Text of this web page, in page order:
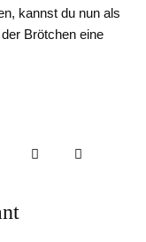
kannst du nun als
Brötchen eine